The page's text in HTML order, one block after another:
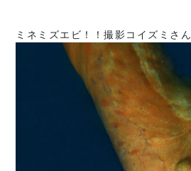
ミネミズエビ！！撮影コイズミさん